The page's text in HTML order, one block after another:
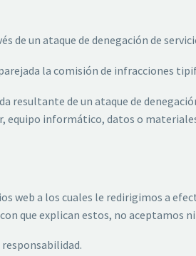
de un ataque de denegación de
la comisión de infracciones
resultante de un ataque de
equipo informático, datos o
web a los cuales le redirigimos a
que explican estos, no aceptamos